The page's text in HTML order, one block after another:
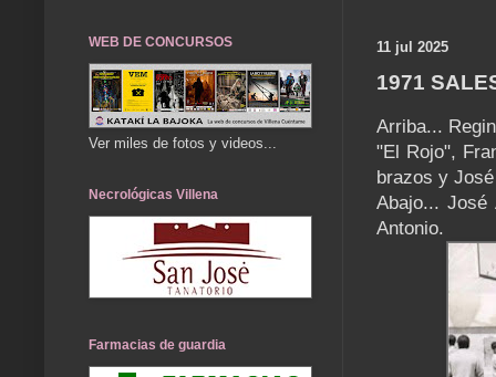
11 jul 2025
1971
Arriba...
"El Rojo",
brazos y
Abajo...
Antonio.
WEB DE CONCURSOS
Ver miles de fotos y videos...
Necrológicas Villena
Farmacias de guardia